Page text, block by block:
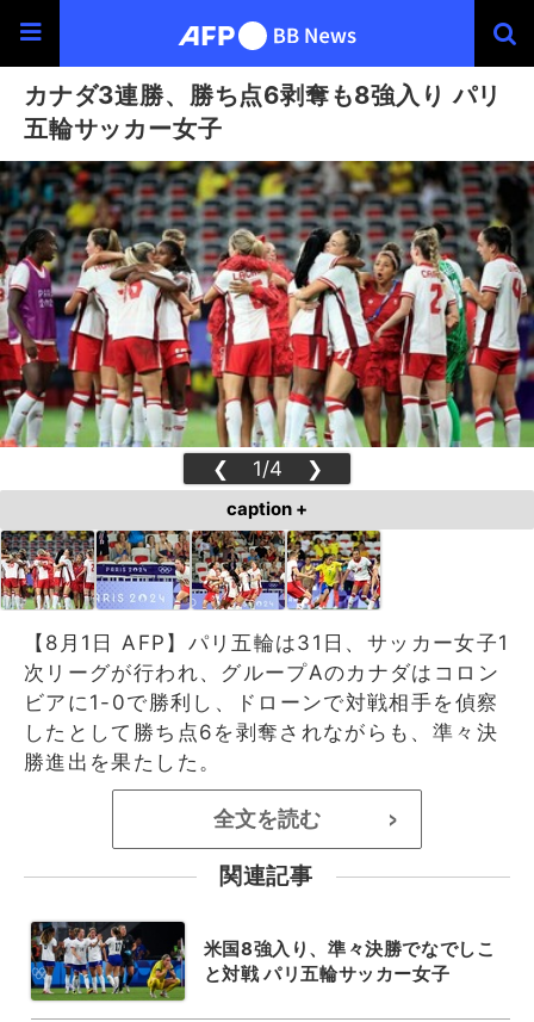
カナダ3連勝、勝ち点6剥奪も8強入り パリ
五輪サッカー女子
❮ 1/4 ❯
caption +
【8月1日 AFP】パリ五輪は31日、サッカー女子1
次リーグが行われ、グループAのカナダはコロン
ビアに1-0で勝利し、ドローンで対戦相手を偵察
したとして勝ち点6を剥奪されながらも、準々決
勝進出を果たした。
全文を読む >
関連記事
米国8強入り、準々決勝でなでしこ
と対戦 パリ五輪サッカー女子